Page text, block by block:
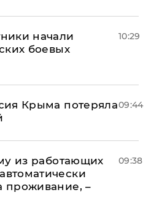
начали
боевых
10:29
Крыма потеряла09:44
из работающих
проживание, –
09:38